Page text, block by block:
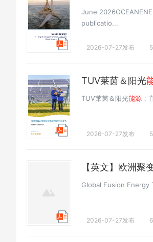
June
publicatio...
2026-07-27发布
TUV莱茵＆阳光
TUV莱茵＆阳光能源 ：
2026-07-27发布
【英文】欧洲聚
Global Fusion
2026-07-27发布